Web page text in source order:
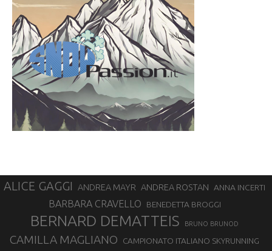
ALICE GAGGI ANDREA MAYR ANDREA ROSTAN ANNA INCERTI
BARBARA CRAVELLO BENEDETTA BROGGI
BERNARD DEMATTEIS BRUNO BRUNOD
CAMILLA MAGLIANO CAMPIONATO ITALIANO SKYRUNNING